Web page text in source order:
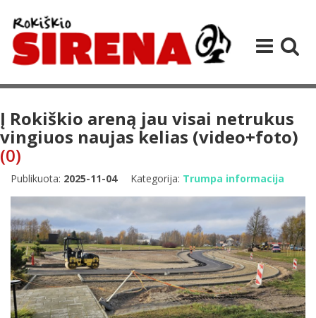
Į Rokiškio areną jau visai netrukus
vingiuos naujas kelias (video+foto)
(0)
Publikuota: 2025-11-04 Kategorija: Trumpa informacija